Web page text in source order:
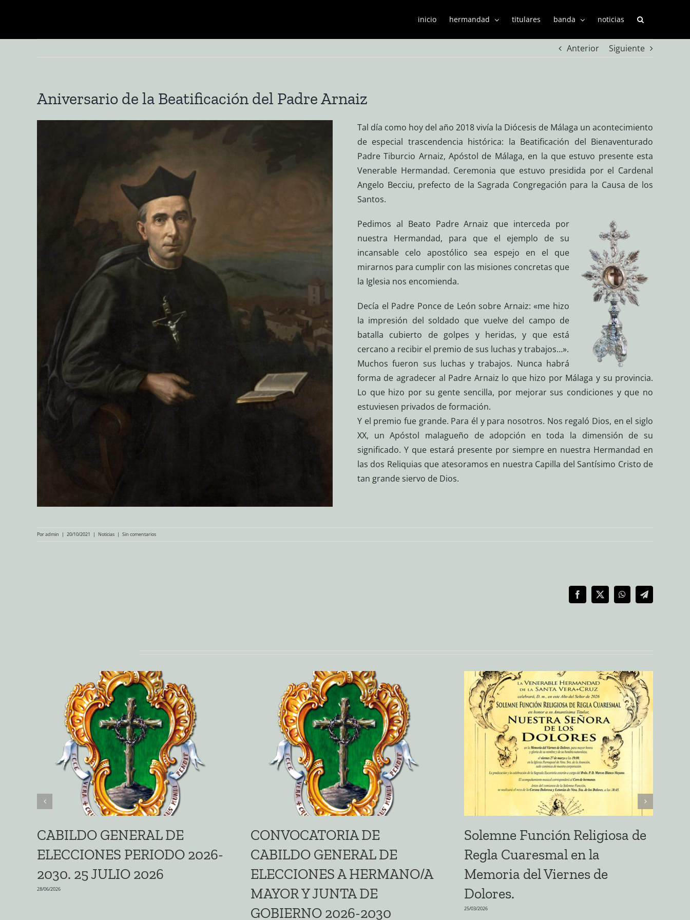
inicio hermandad titulares banda noticias
Anterior Siguiente
Aniversario de la Beatificación del Padre Arnaiz
Tal día como hoy del año 2018 vivía la Diócesis de Málaga un acontecimiento
de especial trascendencia histórica: la Beatificación del Bienaventurado
Padre Tiburcio Arnaiz, Apóstol de Málaga, en la que estuvo presente esta
Venerable Hermandad. Ceremonia que estuvo presidida por el Cardenal
Angelo Becciu, prefecto de la Sagrada Congregación para la Causa de los
Santos.
Pedimos al Beato Padre Arnaiz que interceda por
nuestra Hermandad, para que el ejemplo de su
incansable celo apostólico sea espejo en el que
mirarnos para cumplir con las misiones concretas que
la Iglesia nos encomienda.
Decía el Padre Ponce de León sobre Arnaiz: «me hizo
la impresión del soldado que vuelve del campo de
batalla cubierto de golpes y heridas, y que está
cercano a recibir el premio de sus luchas y trabajos…».
Muchos fueron sus luchas y trabajos. Nunca habrá
forma de agradecer al Padre Arnaiz lo que hizo por Málaga y su provincia.
Lo que hizo por su gente sencilla, por mejorar sus condiciones y que no
estuviesen privados de formación.
Y el premio fue grande. Para él y para nosotros. Nos regaló Dios, en el siglo
XX, un Apóstol malagueño de adopción en toda la dimensión de su
significado. Y que estará presente por siempre en nuestra Hermandad en
las dos Reliquias que atesoramos en nuestra Capilla del Santísimo Cristo de
tan grande siervo de Dios.
Poradmin | 20/10/2021 | Noticias | Sin comentarios
Facebook
X WhatsAppTelegram
CABILDO GENERAL DE
ELECCIONES PERIODO 2026-
2030. 25 JULIO 2026
28/06/2026
CONVOCATORIA DE
CABILDO GENERAL DE
ELECCIONES A HERMANO/A
MAYOR Y JUNTA DE
GOBIERNO 2026-2030
Solemne Función Religiosa de
Regla Cuaresmal en la
Memoria del Viernes de
Dolores.
25/03/2026